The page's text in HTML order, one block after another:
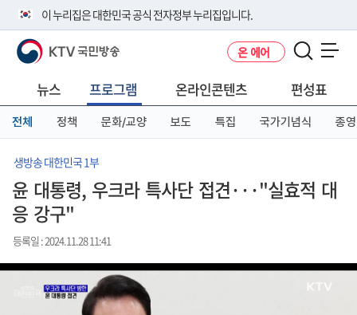
이 누리집은 대한민국 공식 전자정부 누리집입니다.
공식 누리집 주소 확인하기
니다.
이밖에 or.kr 또는 .kr등 다른 도메인 주소를 사용하고 있다면 아래 URL에
서 도메인 주소를 확인해 보세요
KTV 국민방송 온 에어
뉴스 프로그램 온라인콘텐츠 편성표
전체 정책 문화/교양 보도 특집 국가기념식 종영
생방송 대한민국 1부
윤 대통령, 우크라 특사단 접견···"실효적 대
응 강구"
등록일 : 2024.11.28 11:41